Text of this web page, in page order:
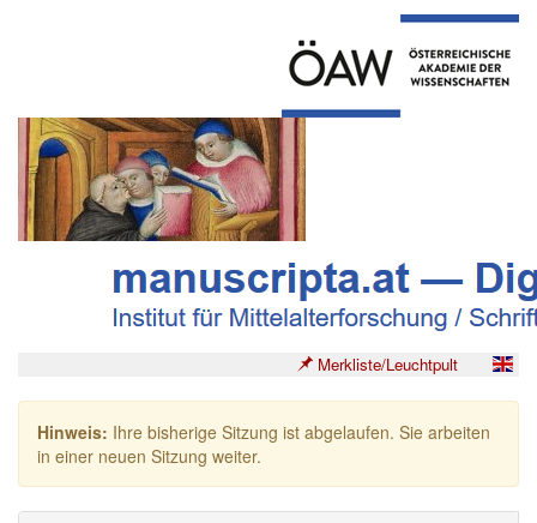
Merkliste/Leuchtpult
Hinweis: Ihre bisherige Sitzung ist abgelaufen. Sie arbeiten
in einer neuen Sitzung weiter.